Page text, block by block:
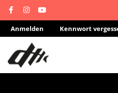
Anmelden Kennwort